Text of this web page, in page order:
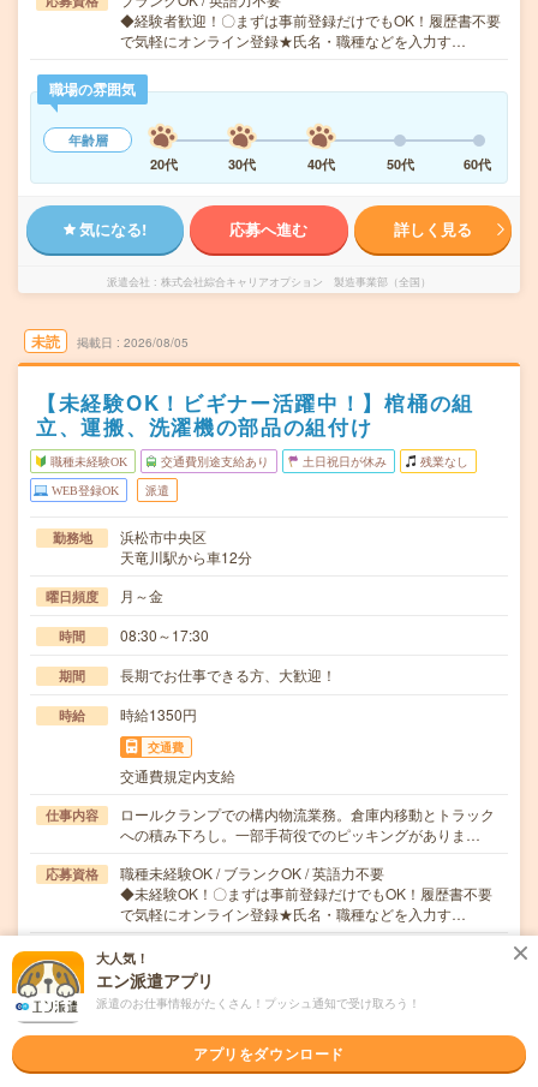
◆経験者歓迎！〇まずは事前登録だけでもOK！履歴書不要
で気軽にオンライン登録★氏名・職種などを入力す…
職場の雰囲気
年齢層
20代
30代 40代 50代 60代
気になる! 応募へ進む 詳しく見る
派遣会社 株式会社綜合キャリアオプション 製造事業部（全国）
未読 掲載日 2026/08/05
【未経験OK！ビギナー活躍中！】棺桶の組
立、運搬、洗濯機の部品の組付け
職種未経験OK 交通費別途支給あり 土日祝日が休み 残業なし
WEB登録OK 派遣
勤務地
浜松市中央区
天竜川駅から車12分
曜日頻度 月～金
時間 08:30～17:30
期間 長期でお仕事できる方、大歓迎！
時給 時給1350円
交通費
交通費規定内支給
仕事内容
ロールクランプでの構内物流業務。倉庫内移動とトラック
への積み下ろし。一部手荷役でのピッキングがありま…
応募資格
職種未経験OK / ブランクOK / 英語力不要
◆未経験OK！〇まずは事前登録だけでもOK！履歴書不要
で気軽にオンライン登録★氏名・職種などを入力す…
職場の雰囲気
年齢層
20代
30代 40代 50代 60代
大人気！
エン派遣アプリ
派遣のお仕事情報がたくさん！プッシュ通知で受け取ろう！
アプリをダウンロード